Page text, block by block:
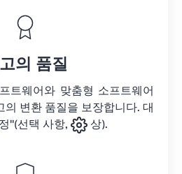
의 품질
트웨어와 맞춤형 소프트웨어
의 변환 품질을 보장합니다. 대
"(선택 사항,
상).